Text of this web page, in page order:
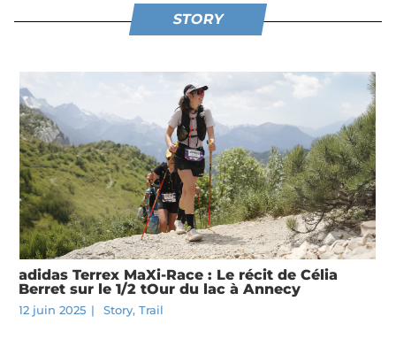
STORY
adidas Terrex MaXi-Race : Le récit de Célia
Berret sur le 1/2 tOur du lac à Annecy
12 juin 2025 | Story,Trail